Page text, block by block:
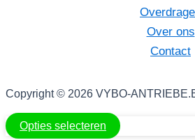
Over ons
Contact
Copyright © 2026 VYBO-
Opties selecteren